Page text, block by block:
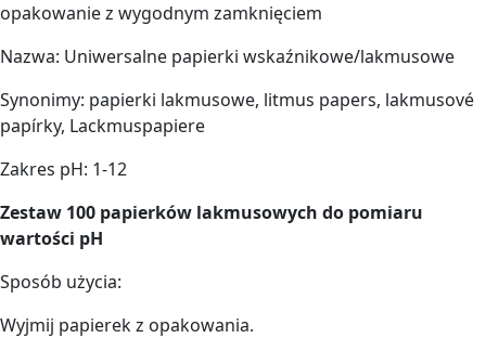
opakowanie z wygodnym zamknięciem
Nazwa: Uniwersalne papierki wskaźnikowe/lakmusowe
Synonimy: papierki lakmusowe, litmus papers, lakmusové
papírky, Lackmuspapiere
Zakres pH: 1-12
Zestaw 100 papierków lakmusowych do pomiaru
wartości pH
Sposób użycia:
Wyjmij papierek z opakowania.